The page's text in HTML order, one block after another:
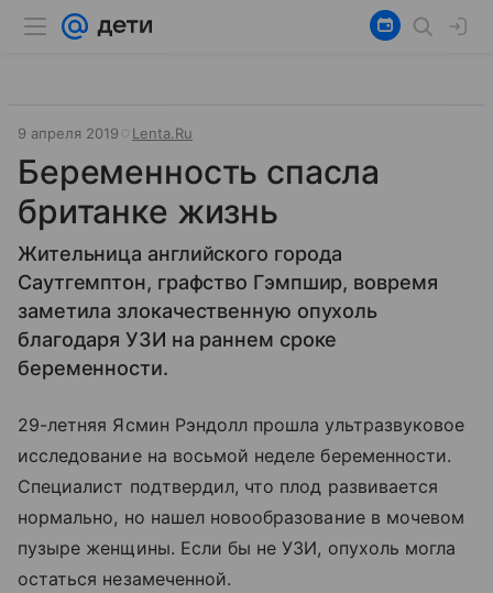
9 апреля 2019 Lenta.Ru
Беременность спасла
британке жизнь
Жительница английского города
Саутгемптон, графство Гэмпшир, вовремя
заметила злокачественную опухоль
благодаря УЗИ на раннем сроке
беременности.
29-летняя Ясмин Рэндолл прошла ультразвуковое
исследование на восьмой неделе беременности.
Специалист подтвердил, что плод развивается
нормально, но нашел новообразование в мочевом
пузыре женщины. Если бы не УЗИ, опухоль могла
остаться незамеченной.